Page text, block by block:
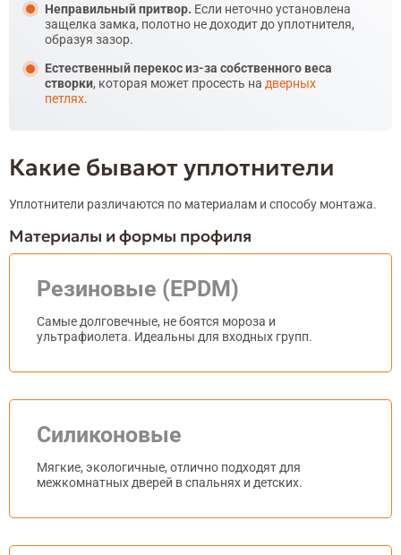
Неправильный притвор. Если неточно установлена
защелка замка, полотно не доходит до уплотнителя,
образуя зазор.
Естественный перекос из-за собственного веса
створки, которая может просесть на дверных
петлях.
Какие бывают уплотнители
Уплотнители различаются по материалам и способу монтажа.
Материалы и формы профиля
Резиновые (EPDM)
Самые долговечные, не боятся мороза и
ультрафиолета. Идеальны для входных групп.
Силиконовые
Мягкие, экологичные, отлично подходят для
межкомнатных дверей в спальнях и детских.